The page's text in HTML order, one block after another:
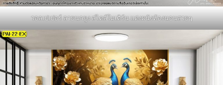
วอลเปเปอร์ ลายนกยูง สไตล์โมเดิร์น แต่งผนังห้องนอนสวยๆ